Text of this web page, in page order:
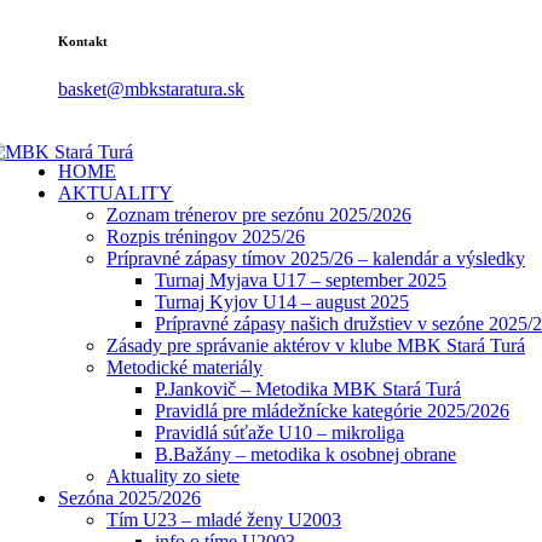
Kontakt
basket@mbkstaratura.sk
HOME
AKTUALITY
Zoznam trénerov pre sezónu 2025/2026
Rozpis tréningov 2025/26
Prípravné zápasy tímov 2025/26 – kalendár a výsledky
Turnaj Myjava U17 – september 2025
Turnaj Kyjov U14 – august 2025
Prípravné zápasy našich družstiev v sezóne 2025/
Zásady pre správanie aktérov v klube MBK Stará Turá
Metodické materiály
P.Jankovič – Metodika MBK Stará Turá
Pravidlá pre mládežnícke kategórie 2025/2026
Pravidlá súťaže U10 – mikroliga
B.Bažány – metodika k osobnej obrane
Aktuality zo siete
Sezóna 2025/2026
Tím U23 – mladé ženy U2003